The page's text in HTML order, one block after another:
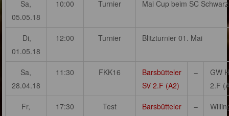
Sa,
05.05.18
10:00 Turnier Mai Cup beim SC
Di,
01.05.18
12:00 Turnier Blitzturnier 01. Mai
Sa,
28.04.18
11:30 FKK16
Barsbütteler
SV 2.F (A2)
–
GW
2.F
Fr,
17:30 Test
Barsbütteler
–